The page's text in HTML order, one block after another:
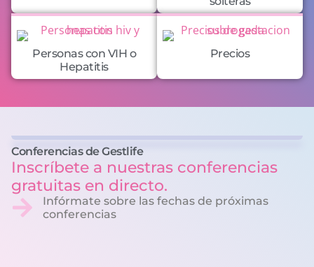
Personas con VIH o
Hepatitis
Precios
Conferencias de Gestlife
Inscríbete a nuestras conferencias
gratuitas en directo.
Infórmate sobre las fechas de próximas
conferencias